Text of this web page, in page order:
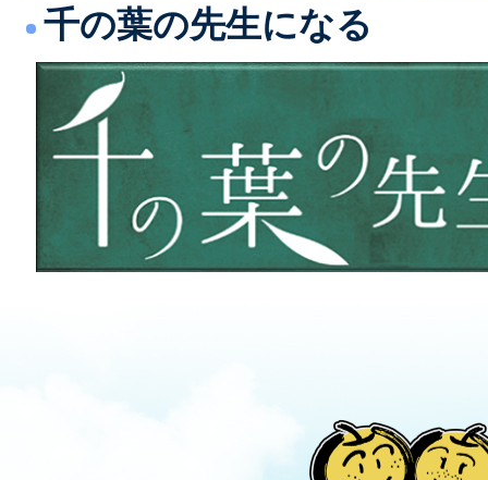
千の葉の先生になる